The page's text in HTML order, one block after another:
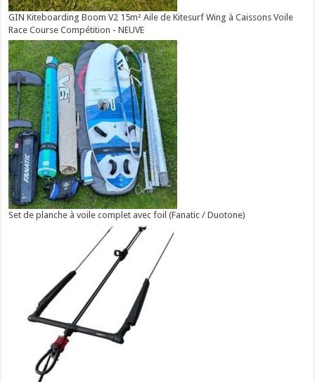
GIN Kiteboarding Boom V2 15m² Aile de Kitesurf Wing à Caissons Voile
Race Course Compétition - NEUVE
Set de planche à voile complet avec foil (Fanatic / Duotone)